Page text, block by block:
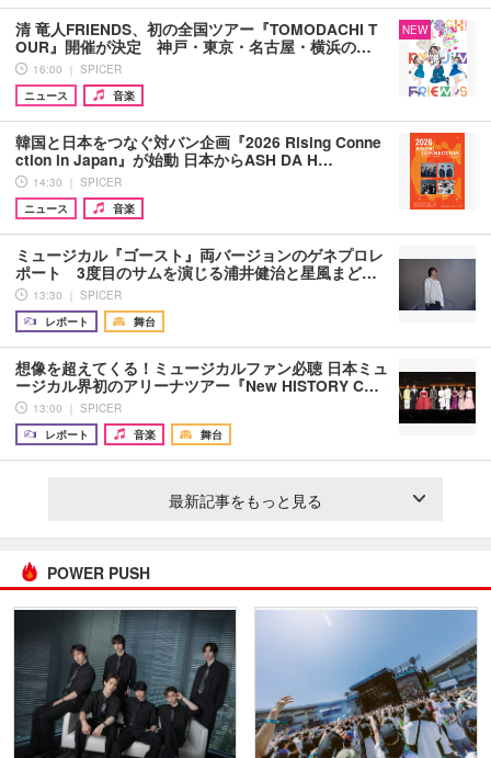
清 竜人FRIENDS、初の全国ツアー『TOMODACHI T
OUR』開催が決定 神戸・東京・名古屋・横浜の…
16:00 ｜ SPICER
ニュース
音楽
NEW
韓国と日本をつなぐ対バン企画『2026 Rising Conne
ction in Japan』が始動 日本からASH DA H…
14:30 ｜ SPICER
ニュース
音楽
ミュージカル『ゴースト』両バージョンのゲネプロレ
ポート 3度目のサムを演じる浦井健治と星風まど…
13:30 ｜ SPICER
レポート
舞台
想像を超えてくる！ミュージカルファン必聴 日本ミュ
ージカル界初のアリーナツアー『New HISTORY C…
13:00 ｜ SPICER
レポート
音楽 舞台
最新記事をもっと見る
POWER PUSH